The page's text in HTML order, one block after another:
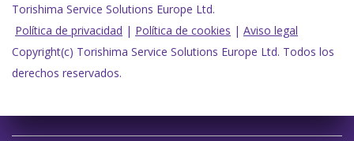
Torishima Service Solutions Europe Ltd.
Política de privacidad | Política de cookies | Aviso legal
Copyright(c) Torishima Service Solutions Europe Ltd. Todos los
derechos reservados.